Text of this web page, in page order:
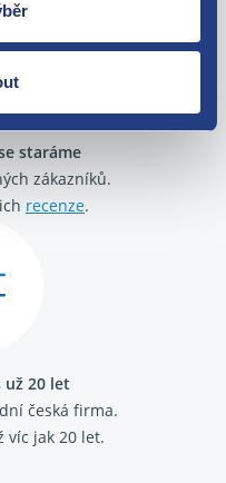
staráme
zákazníků.
recenze.
už 20 let
česká firma.
víc jak 20 let.